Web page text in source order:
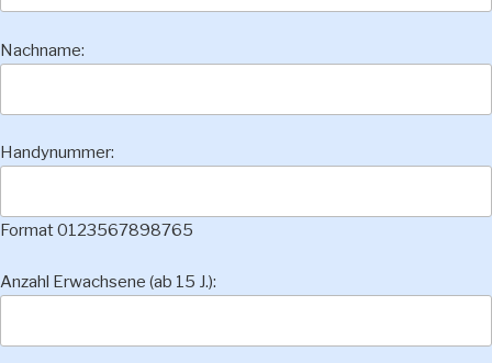
Nachname:
Handynummer:
Format 0123567898765
Anzahl Erwachsene (ab 15 J.):